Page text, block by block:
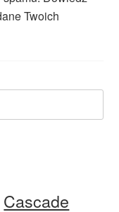
Twoich
Cascade